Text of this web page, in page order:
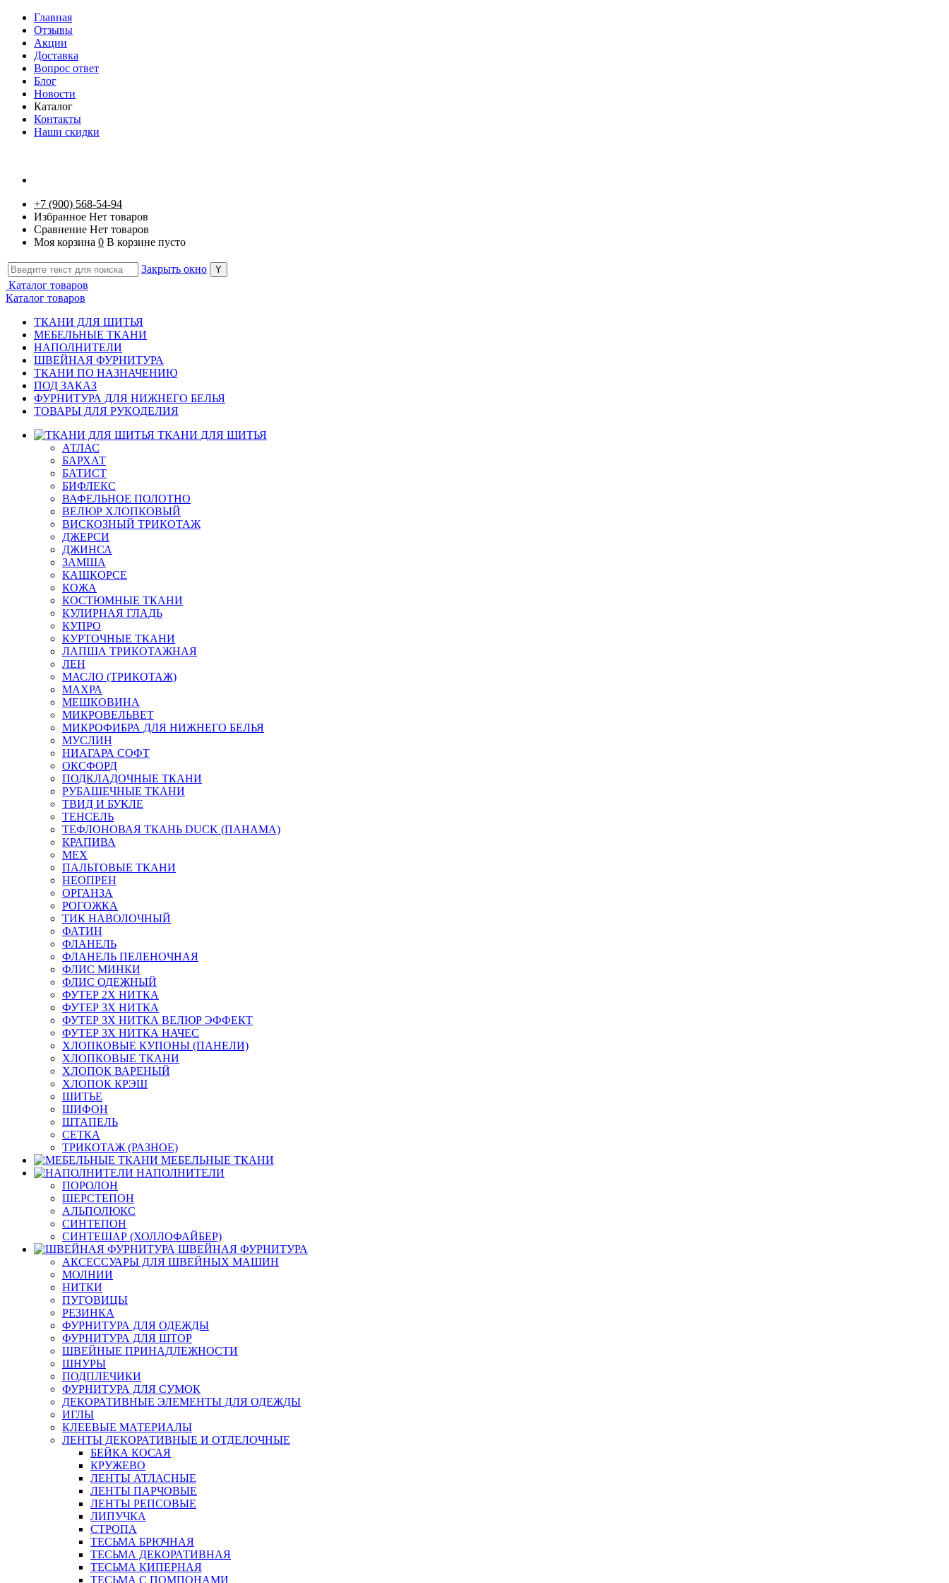
Главная
Отзывы
Акции
Доставка
Вопрос ответ
Блог
Новости
Каталог
Контакты
Наши скидки
+7 (900) 568-54-94
Избранное Нет товаров
Сравнение Нет товаров
Моя корзина 0 В корзине пусто
Закрыть окно
Каталог товаров
Каталог товаров
ТКАНИ ДЛЯ ШИТЬЯ
МЕБЕЛЬНЫЕ ТКАНИ
НАПОЛНИТЕЛИ
ШВЕЙНАЯ ФУРНИТУРА
ТКАНИ ПО НАЗНАЧЕНИЮ
ПОД ЗАКАЗ
ФУРНИТУРА ДЛЯ НИЖНЕГО БЕЛЬЯ
ТОВАРЫ ДЛЯ РУКОДЕЛИЯ
ТКАНИ ДЛЯ ШИТЬЯ
АТЛАС
БАРХАТ
БАТИСТ
БИФЛЕКС
ВАФЕЛЬНОЕ ПОЛОТНО
ВЕЛЮР ХЛОПКОВЫЙ
ВИСКОЗНЫЙ ТРИКОТАЖ
ДЖЕРСИ
ДЖИНСА
ЗАМША
КАШКОРСЕ
КОЖА
КОСТЮМНЫЕ ТКАНИ
КУЛИРНАЯ ГЛАДЬ
КУПРО
КУРТОЧНЫЕ ТКАНИ
ЛАПША ТРИКОТАЖНАЯ
ЛЕН
МАСЛО (ТРИКОТАЖ)
МАХРА
МЕШКОВИНА
МИКРОВЕЛЬВЕТ
МИКРОФИБРА ДЛЯ НИЖНЕГО БЕЛЬЯ
МУСЛИН
НИАГАРА СОФТ
ОКСФОРД
ПОДКЛАДОЧНЫЕ ТКАНИ
РУБАШЕЧНЫЕ ТКАНИ
ТВИД И БУКЛЕ
ТЕНСЕЛЬ
ТЕФЛОНОВАЯ ТКАНЬ DUCK (ПАНАМА)
КРАПИВА
МЕХ
ПАЛЬТОВЫЕ ТКАНИ
НЕОПРЕН
ОРГАНЗА
РОГОЖКА
ТИК НАВОЛОЧНЫЙ
ФАТИН
ФЛАНЕЛЬ
ФЛАНЕЛЬ ПЕЛЕНОЧНАЯ
ФЛИС МИНКИ
ФЛИС ОДЕЖНЫЙ
ФУТЕР 2Х НИТКА
ФУТЕР 3Х НИТКА
ФУТЕР 3Х НИТКА ВЕЛЮР ЭФФЕКТ
ФУТЕР 3Х НИТКА НАЧЕС
ХЛОПКОВЫЕ КУПОНЫ (ПАНЕЛИ)
ХЛОПКОВЫЕ ТКАНИ
ХЛОПОК ВАРЕНЫЙ
ХЛОПОК КРЭШ
ШИТЬЕ
ШИФОН
ШТАПЕЛЬ
СЕТКА
ТРИКОТАЖ (РАЗНОЕ)
МЕБЕЛЬНЫЕ ТКАНИ
НАПОЛНИТЕЛИ
ПОРОЛОН
ШЕРСТЕПОН
АЛЬПОЛЮКС
СИНТЕПОН
СИНТЕШАР (ХОЛЛОФАЙБЕР)
ШВЕЙНАЯ ФУРНИТУРА
АКСЕССУАРЫ ДЛЯ ШВЕЙНЫХ МАШИН
МОЛНИИ
НИТКИ
ПУГОВИЦЫ
РЕЗИНКА
ФУРНИТУРА ДЛЯ ОДЕЖДЫ
ФУРНИТУРА ДЛЯ ШТОР
ШВЕЙНЫЕ ПРИНАДЛЕЖНОСТИ
ШНУРЫ
ПОДПЛЕЧИКИ
ФУРНИТУРА ДЛЯ СУМОК
ДЕКОРАТИВНЫЕ ЭЛЕМЕНТЫ ДЛЯ ОДЕЖДЫ
ИГЛЫ
КЛЕЕВЫЕ МАТЕРИАЛЫ
ЛЕНТЫ ДЕКОРАТИВНЫЕ И ОТДЕЛОЧНЫЕ
БЕЙКА КОСАЯ
КРУЖЕВО
ЛЕНТЫ АТЛАСНЫЕ
ЛЕНТЫ ПАРЧОВЫЕ
ЛЕНТЫ РЕПСОВЫЕ
ЛИПУЧКА
СТРОПА
ТЕСЬМА БРЮЧНАЯ
ТЕСЬМА ДЕКОРАТИВНАЯ
ТЕСЬМА КИПЕРНАЯ
ТЕСЬМА С ПОМПОНАМИ